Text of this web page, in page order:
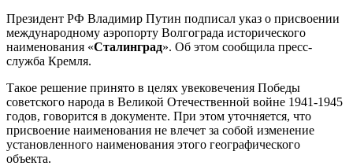
Президент РФ Владимир Путин подписал указ о присвоении
международному аэропорту Волгограда исторического
наименования «Сталинград». Об этом сообщила пресс-
служба Кремля.
Такое решение принято в целях увековечения Победы
советского народа в Великой Отечественной войне 1941-1945
годов, говорится в документе. При этом уточняется, что
присвоение наименования не влечет за собой изменение
установленного наименования этого географического
объекта.